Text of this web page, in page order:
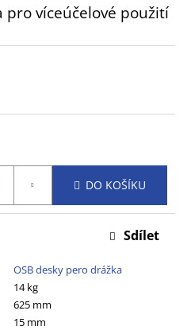
pro víceúčelové použití
DO KOŠÍKU
OSB desky pero drážka
14 kg
625 mm
15 mm
Sdílet